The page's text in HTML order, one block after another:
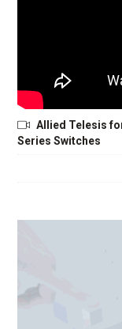
Allied Telesis
Series Switches